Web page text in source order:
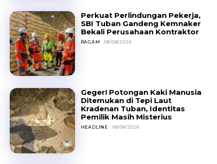
Perkuat Perlindungan Pekerja,
SBI Tuban Gandeng Kemnaker
Bekali Perusahaan Kontraktor
RAGAM 08/08/2026
Geger! Potongan Kaki Manusia
Ditemukan di Tepi Laut
Kradenan Tuban, Identitas
Pemilik Masih Misterius
HEADLINE 08/08/2026